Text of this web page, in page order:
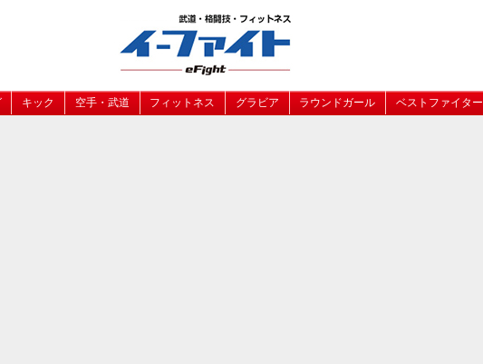
キック 空手・武道 フィットネス グラビア ラウンドガール ベストファイター